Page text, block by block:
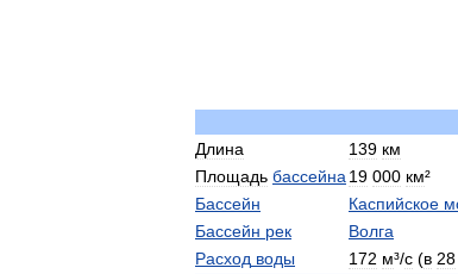
Длина
139 км
Площадь бассейна 19 000 км²
Бассейн
Каспийское
Бассейн рек
Волга
Расход воды 172 м³/с (в 28